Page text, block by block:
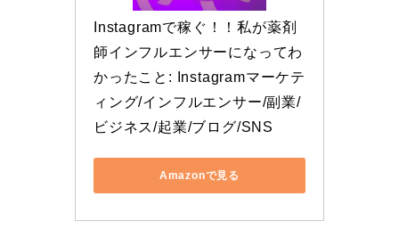
Instagramで稼ぐ！！私が薬剤
師インフルエンサーになってわ
かったこと: Instagramマーケテ
ィング/インフルエンサー/副業/
ビジネス/起業/ブログ/SNS
Amazonで見る